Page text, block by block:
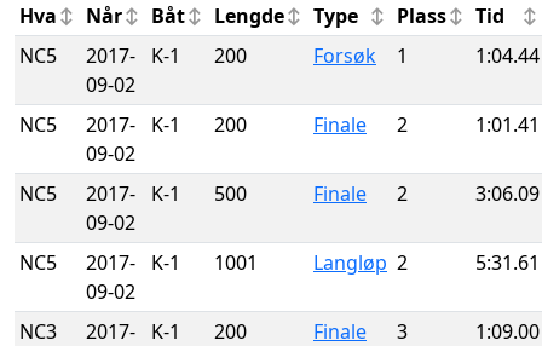
Hva Når Båt Lengde Type Plass
Tid
NC5
2017-
09-02
K-1 200 Forsøk 1 1:04.44
NC5
2017-
09-02
K-1 200 Finale 2 1:01.41
NC5
2017-
09-02
K-1 500 Finale 2 3:06.09
NC5
2017-
09-02
K-1 1001 Langløp 2 5:31.61
NC3
2017-
K-1 200 Finale 3 1:09.00